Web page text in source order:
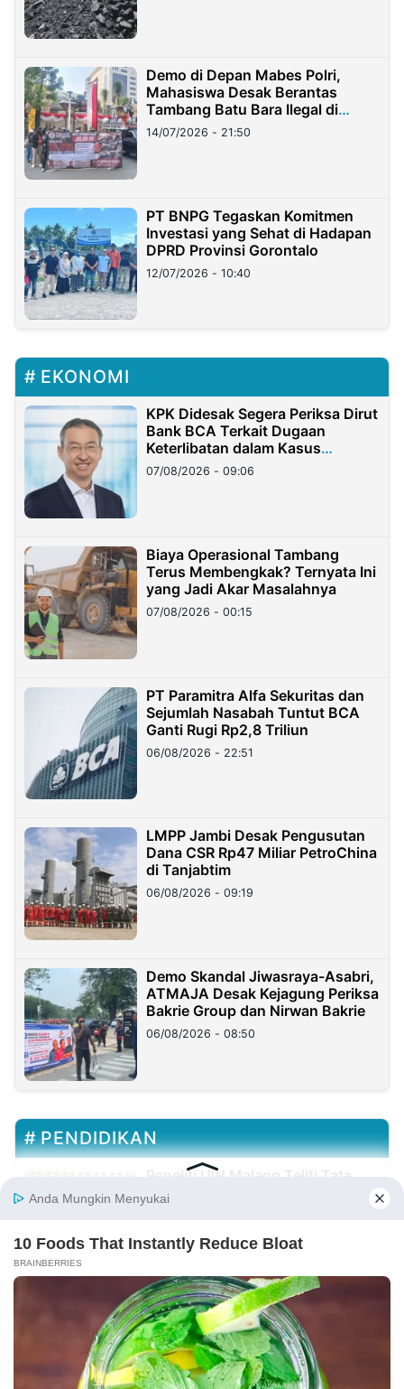
Demo di Depan Mabes Polri,
Mahasiswa Desak Berantas
Tambang Batu Bara Ilegal di
Lampung
14/07/2026 - 21:50
PT BNPG Tegaskan Komitmen
Investasi yang Sehat di Hadapan
DPRD Provinsi Gorontalo
12/07/2026 - 10:40
EKONOMI
KPK Didesak Segera Periksa Dirut
Bank BCA Terkait Dugaan
Keterlibatan dalam Kasus
Hilangnya Dana Nasabah Rp2,58
Miliar
07/08/2026 - 09:06
Biaya Operasional Tambang
Terus Membengkak? Ternyata Ini
yang Jadi Akar Masalahnya
07/08/2026 - 00:15
PT Paramitra Alfa Sekuritas dan
Sejumlah Nasabah Tuntut BCA
Ganti Rugi Rp2,8 Triliun
06/08/2026 - 22:51
LMPP Jambi Desak Pengusutan
Dana CSR Rp47 Miliar PetroChina
di Tanjabtim
06/08/2026 - 09:19
Demo Skandal Jiwasraya-Asabri,
ATMAJA Desak Kejagung Periksa
Bakrie Group dan Nirwan Bakrie
06/08/2026 - 08:50
PENDIDIKAN
Peneliti UIN Malang Teliti Tata
Kelola Lahan Pesantren di
Martapura
Ketua MPK Labschool Ciracas
Tembus 100 Pemimpin Muda
Terbaik Indonesia
05/08/2026 - 15:49